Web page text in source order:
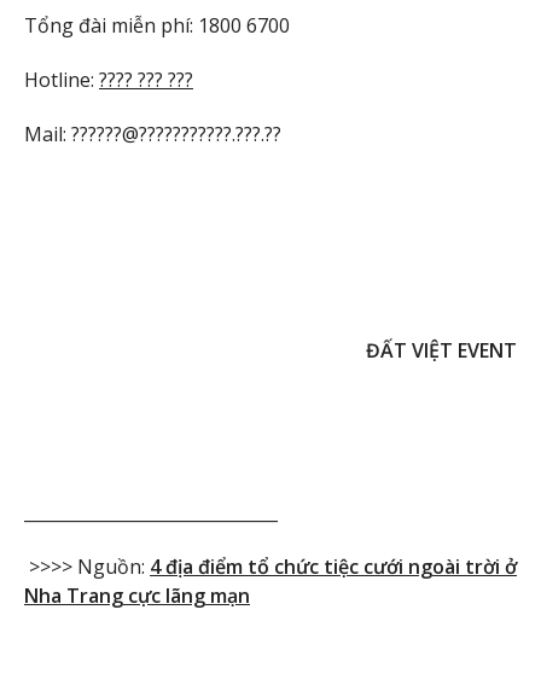
Tổng đài miễn phí: 1800 6700
Hotline: ???? ??? ???
Mail: ??????@???????????.???.??
ĐẤT VIỆT EVENT
>>>> Nguồn: 4 địa điểm tổ chức tiệc cưới ngoài trời ở
Nha Trang cực lãng mạn